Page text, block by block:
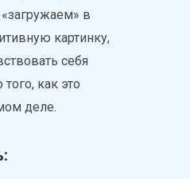
в
картинку,
себя
как это
деле.